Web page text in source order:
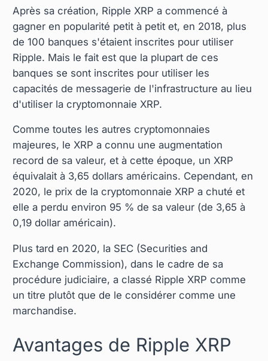
Après sa création, Ripple XRP a commencé à
gagner en popularité petit à petit et, en 2018, plus
de 100 banques s'étaient inscrites pour utiliser
Ripple. Mais le fait est que la plupart de ces
banques se sont inscrites pour utiliser les
capacités de messagerie de l'infrastructure au lieu
d'utiliser la cryptomonnaie XRP.
Comme toutes les autres cryptomonnaies
majeures, le XRP a connu une augmentation
record de sa valeur, et à cette époque, un XRP
équivalait à 3,65 dollars américains. Cependant, en
2020, le prix de la cryptomonnaie XRP a chuté et
elle a perdu environ 95 % de sa valeur (de 3,65 à
0,19 dollar américain).
Plus tard en 2020, la SEC (Securities and
Exchange Commission), dans le cadre de sa
procédure judiciaire, a classé Ripple XRP comme
un titre plutôt que de le considérer comme une
marchandise.
Avantages de Ripple XRP